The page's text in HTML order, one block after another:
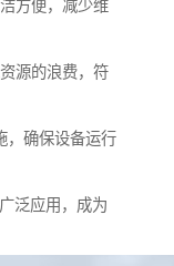
方便，减少维
源的浪费，符
，确保设备运行
泛应用，成为